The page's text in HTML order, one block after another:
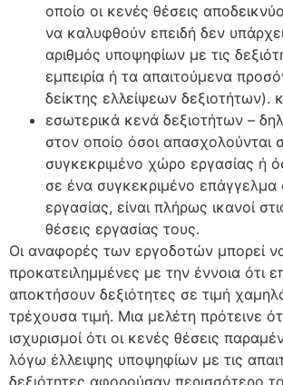
οποίο οι κενές θέσεις
να καλυφθούν επειδή δεν
αριθμός υποψηφίων με τις
εμπειρία ή τα απαιτούμενα
δείκτης ελλείψεων δεξιοτήτων).
εσωτερικά κενά δεξιοτήτων –
στον οποίο όσοι απασχολούνται
συγκεκριμένο χώρο εργασίας ή
σε ένα συγκεκριμένο
εργασίας, είναι πλήρως ικανοί
θέσεις εργασίας τους.
Οι αναφορές των εργοδοτών μπορεί να
προκατειλημμένες με την έννοια ότι
αποκτήσουν δεξιότητες σε τιμή
τρέχουσα τιμή. Μια μελέτη πρότεινε
ισχυρισμοί ότι οι κενές θέσεις
λόγω έλλειψης υποψηφίων με τις